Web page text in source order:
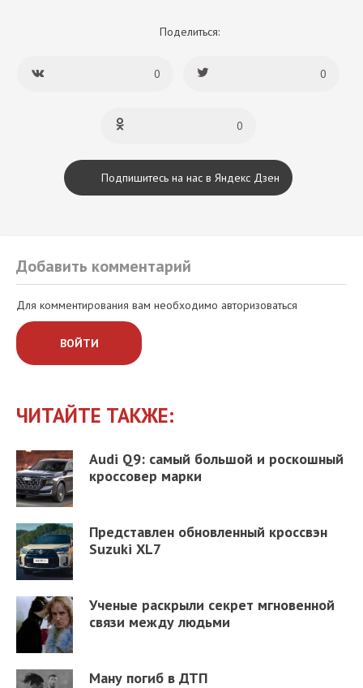
Поделиться:
0 0
0
Подпишитесь на нас в Яндекс Дзен
Добавить комментарий
Для комментирования вам необходимо авторизоваться
ВОЙТИ
ЧИТАЙТЕ ТАКЖЕ:
Audi Q9: самый большой и роскошный
кроссовер марки
Представлен обновленный кроссвэн
Suzuki XL7
Ученые раскрыли секрет мгновенной
связи между людьми
Ману погиб в ДТП